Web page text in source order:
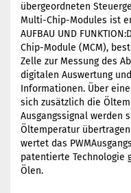
übergeordneten
Multi-Chip-Modules ist
AUFBAU UND
Chip-Module (MCM),
Zelle zur Messung des
digitalen Auswertung
Informationen. Über
sich zusätzlich die
Ausgangssignal werden
Öltemperatur
wertet das
patentierte Technologie
Ölen.